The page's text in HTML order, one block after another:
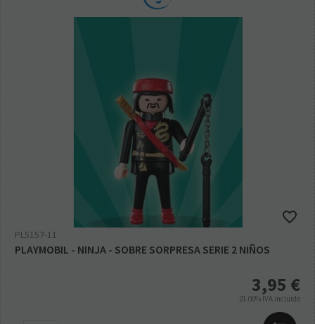
PL5157-11
PLAYMOBIL - NINJA - SOBRE SORPRESA SERIE 2 NIÑOS
3,95 €
21.00% IVA incluido